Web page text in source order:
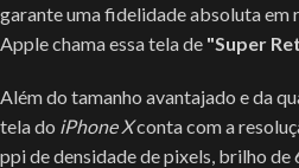
garante uma fidelidade absoluta em
Apple chama essa tela de "Super
Além do tamanho avantajado e da
tela do iPhone Xconta com a
ppi de densidade de pixels, brilho de